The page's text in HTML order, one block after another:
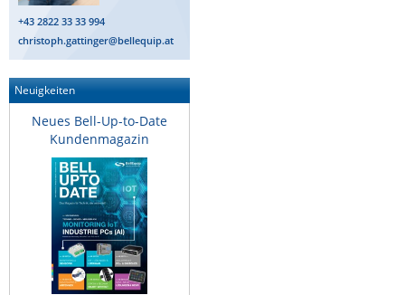
+43 2822 33 33 994
christoph.gattinger@bellequip.at
Neuigkeiten
Neues Bell-Up-to-Date
Kundenmagazin